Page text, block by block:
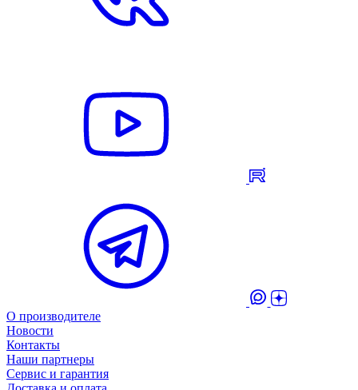
О производителе
Новости
Контакты
Наши партнеры
Сервис и гарантия